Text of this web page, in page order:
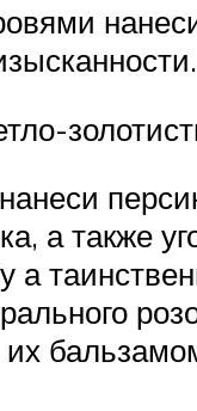
нанеси
а также